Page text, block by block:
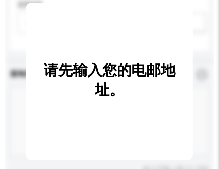
适用年龄
查询内容 *必须填写
请先输入您的电邮地
址。